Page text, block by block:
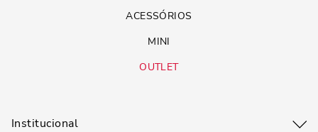
ACESSÓRIOS
MINI
OUTLET
Institucional